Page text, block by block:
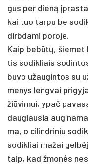
gus per dieną
kai tuo tar­pu be
dirb­da­mi po­ro­je.
Kaip be­būtų,
tis so­dik­liais
bu­vo užau­gin­tos su
me­nys leng­vai
žiū­vi­mui, ypač
dau­giau­sia
ma, o ci­lind­ri­niu
so­dik­liai ma­žai
taip, kad žmonės